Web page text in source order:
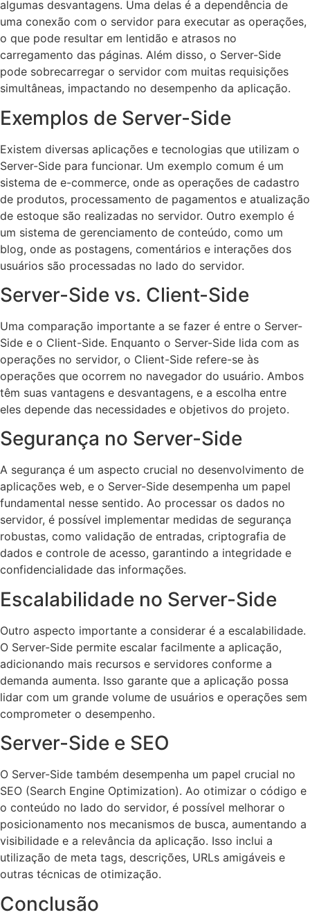
algumas desvantagens. Uma delas é a dependência de
uma conexão com o servidor para executar as operações,
o que pode resultar em lentidão e atrasos no
carregamento das páginas. Além disso, o Server-Side
pode sobrecarregar o servidor com muitas requisições
simultâneas, impactando no desempenho da aplicação.
Exemplos de Server-Side
Existem diversas aplicações e tecnologias que utilizam o
Server-Side para funcionar. Um exemplo comum é um
sistema de e-commerce, onde as operações de cadastro
de produtos, processamento de pagamentos e atualização
de estoque são realizadas no servidor. Outro exemplo é
um sistema de gerenciamento de conteúdo, como um
blog, onde as postagens, comentários e interações dos
usuários são processadas no lado do servidor.
Server-Side vs. Client-Side
Uma comparação importante a se fazer é entre o Server-
Side e o Client-Side. Enquanto o Server-Side lida com as
operações no servidor, o Client-Side refere-se às
operações que ocorrem no navegador do usuário. Ambos
têm suas vantagens e desvantagens, e a escolha entre
eles depende das necessidades e objetivos do projeto.
Segurança no Server-Side
A segurança é um aspecto crucial no desenvolvimento de
aplicações web, e o Server-Side desempenha um papel
fundamental nesse sentido. Ao processar os dados no
servidor, é possível implementar medidas de segurança
robustas, como validação de entradas, criptografia de
dados e controle de acesso, garantindo a integridade e
confidencialidade das informações.
Escalabilidade no Server-Side
Outro aspecto importante a considerar é a escalabilidade.
O Server-Side permite escalar facilmente a aplicação,
adicionando mais recursos e servidores conforme a
demanda aumenta. Isso garante que a aplicação possa
lidar com um grande volume de usuários e operações sem
comprometer o desempenho.
Server-Side e SEO
O Server-Side também desempenha um papel crucial no
SEO (Search Engine Optimization). Ao otimizar o código e
o conteúdo no lado do servidor, é possível melhorar o
posicionamento nos mecanismos de busca, aumentando a
visibilidade e a relevância da aplicação. Isso inclui a
utilização de meta tags, descrições, URLs amigáveis e
outras técnicas de otimização.
Conclusão